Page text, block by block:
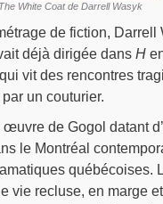
White Coat de Darrell Wasyk
de fiction,
déjà dirigée dans H
vit des rencontres
un couturier.
œuvre de Gogol datant
le Montréal
québécoises.
vie recluse, en marge